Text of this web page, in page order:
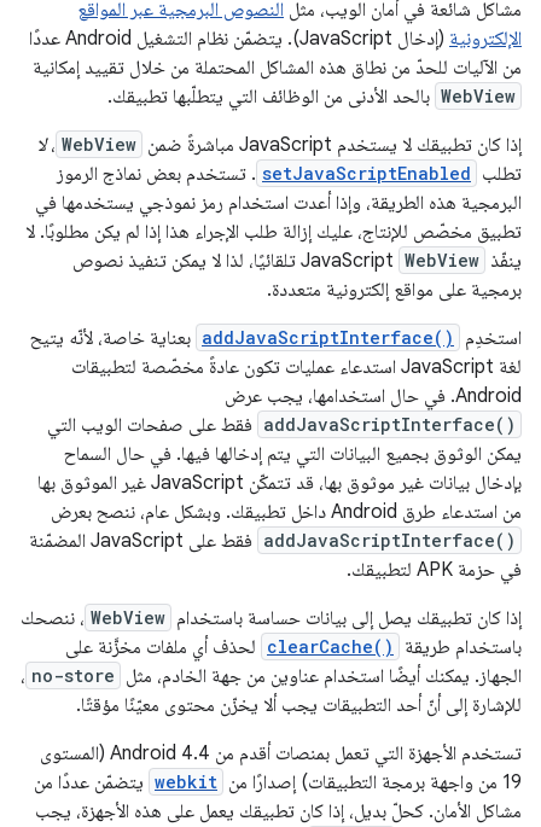
مشاكل شائعة في أمان الويب، مثل النصوص البرمجية عبر المواقع
الإلكترونية
(إدخال JavaScript). يتضمّن نظام التشغيل Android عددًا
من الآليات للحدّ من نطاق هذه المشاكل المحتملة من خلال تقييد إمكانية
WebView بالحد الأدنى من الوظائف التي يتطلّبها تطبيقك.
إذا كان تطبيقك لا يستخدم JavaScript مباشرةً ضمن
WebView ،لا
تطلب setJavaScriptEnabled . تستخدم بعض نماذج الرموز
البرمجية هذه الطريقة، وإذا أعدت استخدام رمز نموذجي يستخدمها في
تطبيق مخصّص للإنتاج، عليك إزالة طلب الإجراء هذا إذا لم يكن مطلوبًا. لا
ينفّذ WebView
JavaScript تلقائيًا، لذا لا يمكن تنفيذ نصوص
برمجية على مواقع إلكترونية متعددة.
استخدِم
addJavaScriptInterface() بعناية خاصة، لأنّه يتيح
لغة JavaScript استدعاء عمليات تكون عادةً مخصّصة لتطبيقات
Android. في حال استخدامها، يجب عرض
addJavaScriptInterface() فقط على صفحات الويب التي
يمكن الوثوق بجميع البيانات التي يتم إدخالها فيها. في حال السماح
بإدخال بيانات غير موثوق بها، قد تتمكّن JavaScript غير الموثوق بها
من استدعاء طرق Android داخل تطبيقك. وبشكل عام، ننصح بعرض
addJavaScriptInterface()
فقط على JavaScript المضمّنة
في حزمة APK لتطبيقك.
إذا كان تطبيقك يصل إلى بيانات حساسة باستخدام WebView ، ننصحك
باستخدام طريقة
clearCache() لحذف أي ملفات مخزَّنة على
الجهاز. يمكنك أيضًا استخدام عناوين من جهة الخادم، مثل no-store ،
للإشارة إلى أنّ أحد التطبيقات يجب ألا يخزّن محتوى معيّنًا مؤقتًا.
تستخدم الأجهزة التي تعمل بمنصات أقدم من Android 4.4 (المستوى
19 من واجهة برمجة التطبيقات) إصدارًا من
webkit يتضمّن عددًا من
مشاكل الأمان. كحلّ بديل، إذا كان تطبيقك يعمل على هذه الأجهزة، يجب